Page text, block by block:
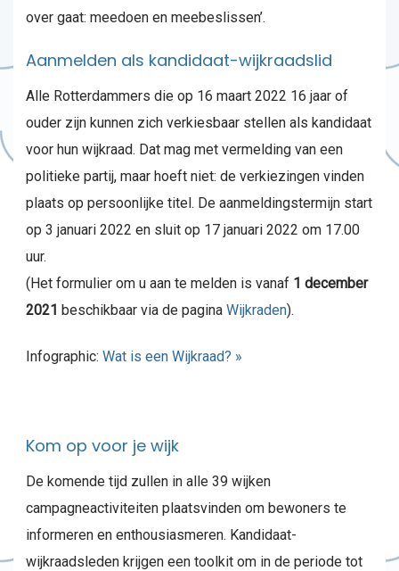
over gaat: meedoen en meebeslissen’.
Aanmelden als kandidaat-wijkraadslid
Alle Rotterdammers die op 16 maart 2022 16 jaar of
ouder zijn kunnen zich verkiesbaar stellen als kandidaat
voor hun wijkraad. Dat mag met vermelding van een
politieke partij, maar hoeft niet: de verkiezingen vinden
plaats op persoonlijke titel. De aanmeldingstermijn start
op 3 januari 2022 en sluit op 17 januari 2022 om 17.00
uur.
(Het formulier om u aan te melden is vanaf 1 december
2021 beschikbaar via de pagina Wijkraden).
Infographic: Wat is een Wijkraad? »
Kom op voor je wijk
De komende tijd zullen in alle 39 wijken
campagneactiviteiten plaatsvinden om bewoners te
informeren en enthousiasmeren. Kandidaat-
wijkraadsleden krijgen een toolkit om in de periode tot